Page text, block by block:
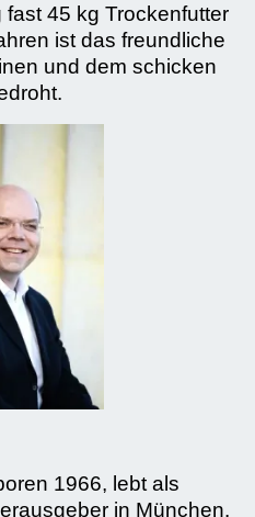
45 kg Trockenfutter
ist das freundliche
und dem schicken
1966, lebt als
in München.